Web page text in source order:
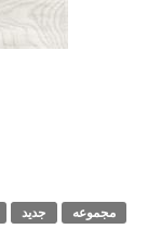
مجموعه جدید